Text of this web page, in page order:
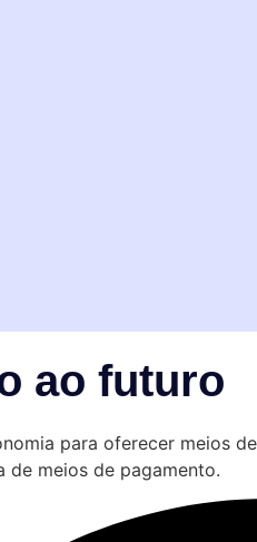
ao futuro
para oferecer meios
de meios de pagamento.